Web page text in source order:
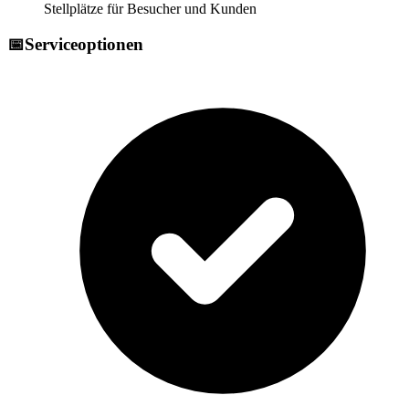
Stellplätze für Besucher und Kunden
📅Serviceoptionen